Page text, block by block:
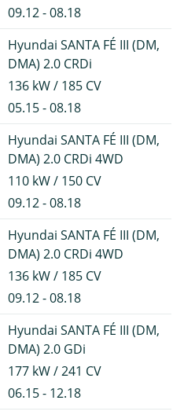
09.12 - 08.18
Hyundai SANTA FÉ III (DM,
DMA) 2.0 CRDi
136 kW / 185 CV
05.15 - 08.18
Hyundai SANTA FÉ III (DM,
DMA) 2.0 CRDi 4WD
110 kW / 150 CV
09.12 - 08.18
Hyundai SANTA FÉ III (DM,
DMA) 2.0 CRDi 4WD
136 kW / 185 CV
09.12 - 08.18
Hyundai SANTA FÉ III (DM,
DMA) 2.0 GDi
177 kW / 241 CV
06.15 - 12.18